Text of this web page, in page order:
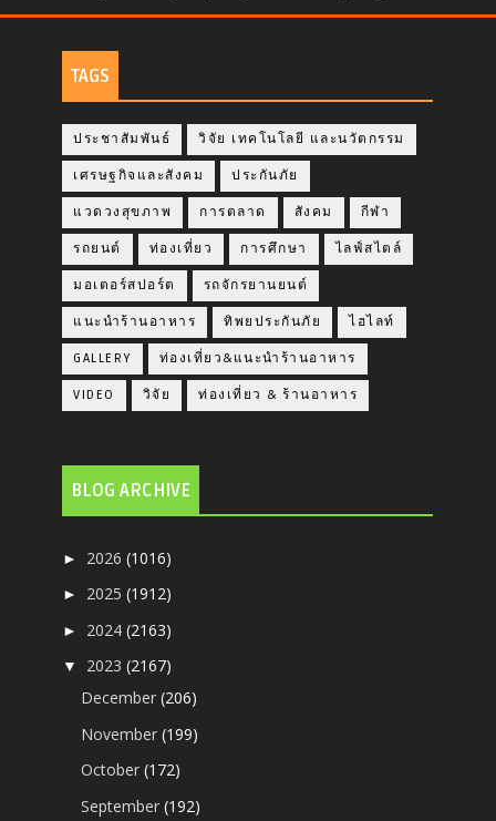
TAGS
ประชาสัมพันธ์ วิจัย เทคโนโลยี และนวัตกรรม
เศรษฐกิจและสังคม ประกันภัย
แวดวงสุขภาพ การตลาด สังคม กีฬา
รถยนต์ ท่องเที่ยว การศึกษา ไลฟ์สไตล์
มอเตอร์สปอร์ต รถจักรยานยนต์
แนะนำร้านอาหาร ทิพยประกันภัย ไฮไลท์
GALLERY ท่องเที่ยว&แนะนำร้านอาหาร
VIDEO วิจัย ท่องเที่ยว & ร้านอาหาร
BLOG ARCHIVE
► 2026(1016)
► 2025(1912)
► 2024(2163)
▼ 2023(2167)
December(206)
November(199)
October(172)
September(192)